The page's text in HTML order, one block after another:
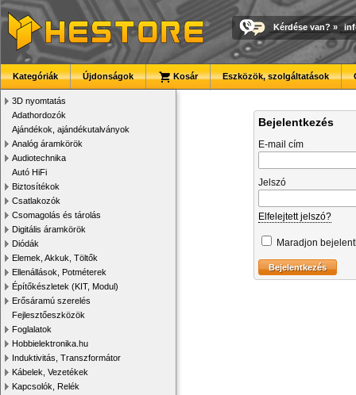
Kérdése van? »
Kategóriák Újdonságok Kosár Eszközök, szolgáltatások
3D nyomtatás
Adathordozók
Ajándékok, ajándékutalványok
Analóg áramkörök
Audiotechnika
Autó HiFi
Biztosítékok
Csatlakozók
Csomagolás és tárolás
Digitális áramkörök
Diódák
Elemek, Akkuk, Töltők
Ellenállások, Potméterek
Építőkészletek (KIT, Modul)
Erősáramú szerelés
Fejlesztőeszközök
Foglalatok
Hobbielektronika.hu
Induktivitás, Transzformátor
Kábelek, Vezetékek
Kapcsolók, Relék
Bejelentkezés
E-mail cím
Jelszó
Elfelejtett jelszó?
Maradjon